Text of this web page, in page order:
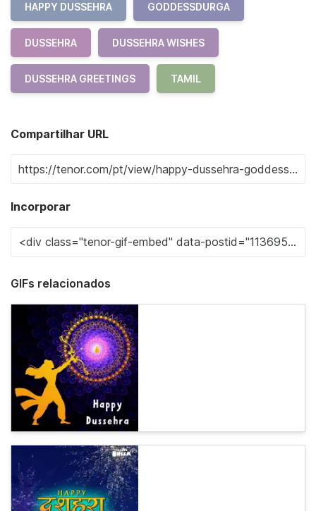
HAPPY DUSSEHRA GODDESSDURGA
DUSSEHRA DUSSEHRA WISHES
DUSSEHRA GREETINGS TAMIL
Compartilhar URL
Incorporar
GIFs relacionados